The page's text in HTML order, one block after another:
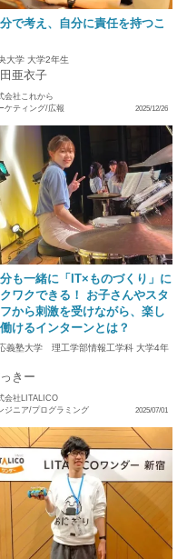
で考え、自分に責任を持つこ
大学 大学2年生
亜衣子
会社これから
ケティング/広報
2025/12/26
も一緒に「IT×ものづくり」に
ワクできる！ お子さんやスタ
から刺激を受けながら、楽し
働けるインターンとは？
義塾大学 理工学部情報工学科 大学4年
きー
会社LITALICO
ジニア/プログラミング
2025/07/01